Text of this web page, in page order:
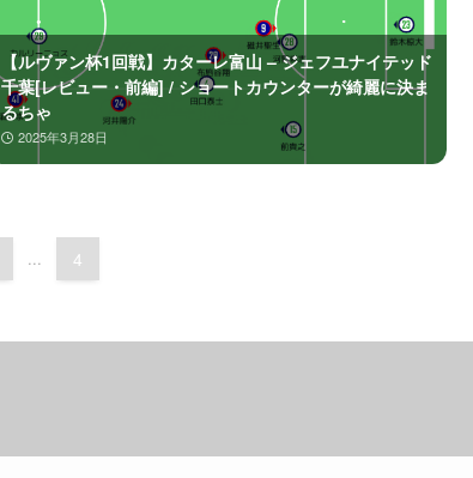
【ルヴァン杯1回戦】カターレ富山 – ジェフユナイテッド
千葉[レビュー・前編] / ショートカウンターが綺麗に決ま
るちゃ
2025年3月28日
... 4